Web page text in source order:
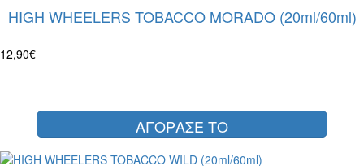
HIGH WHEELERS TOBACCO MORADO (20ml/60ml)
12,90€
ΑΓΟΡΑΣΕ ΤΟ